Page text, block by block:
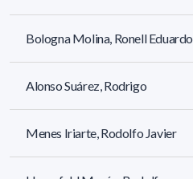
Bologna Molina, Ronell Eduardo
Alonso Suárez, Rodrigo
Menes Iriarte, Rodolfo Javier